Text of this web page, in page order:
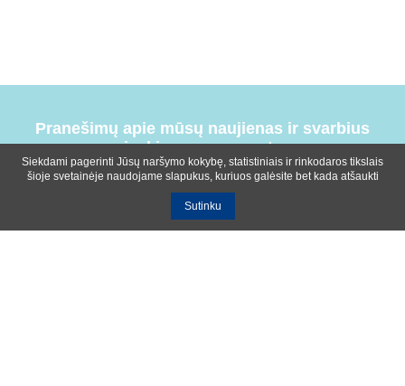
Pranešimų apie mūsų naujienas ir svarbius
įvykius prenumerata
Siekdami pagerinti Jūsų naršymo kokybę, statistiniais ir rinkodaros tikslais
šioje svetainėje naudojame slapukus, kuriuos galėsite bet kada atšaukti
Sutinku